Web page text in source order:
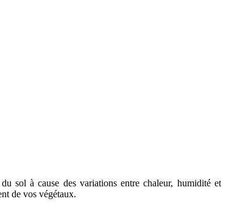
sol à cause des variations entre chaleur, humidité et
de vos végétaux.